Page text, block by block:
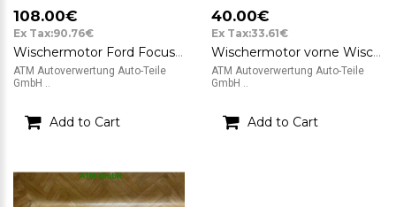
108.00€
Ex Tax:90.76€
Wischermotor Ford Focus C-Max vorne Wischergestänge Bosch 12v 3M5117K484AC
ATM Autoverwertung Auto-Teile
GmbH ..
Add to Cart
40.00€
Ex Tax:33.61€
Wischermotor vorne Wischergestänge Ford Focus C-Max Bosch 3M5117508AA
ATM Autoverwertung Auto-Teile
GmbH ..
Add to Cart